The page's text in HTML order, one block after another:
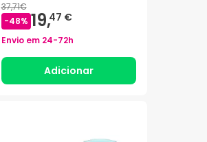
37,71€
-48% 19,47 €
Envio em 24-72h
Adicionar